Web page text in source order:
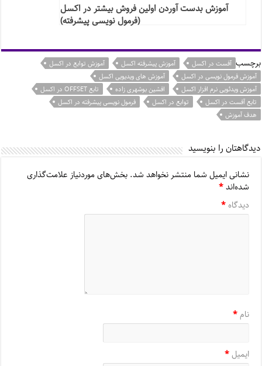
آموزش بدست آوردن اولین فروش بیشتر در اکسل
(فرمول نویسی پیشرفته)
برچسب آفست در اکسل آموزش پیشرفته اکسل
آموزش توابع در اکسل
آموزش فرمول نویسی در اکسل
آموزش های ویدیویی اکسل
آموزش ویدئویی نرم افزار اکسل
افشین بوشهری زاده
تابع OFFSET در اکسل
تابع آفست در اکسل
توابع در اکسل
فرمول نویسی پیشرفته در اکسل
هدف آموزش
دیدگاهتان را بنویسید
نشانی ایمیل شما منتشر نخواهد شد. بخش‌های موردنیاز علامت‌گذاری
شده‌اند*
دیدگاه*
نام*
ایمیل*